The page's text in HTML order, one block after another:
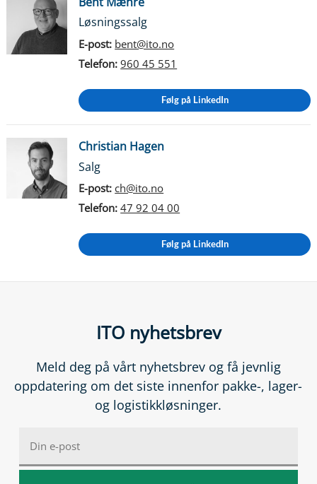
Løsningssalg
E-post: bent@ito.no
Telefon: 960 45 551
Følg på LinkedIn
Christian Hagen
Salg
E-post: ch@ito.no
Telefon: 47 92 04 00
Følg på LinkedIn
ITO nyhetsbrev
Meld deg på vårt nyhetsbrev og få jevnlig
oppdatering om det siste innenfor pakke-, lager-
og logistikkløsninger.